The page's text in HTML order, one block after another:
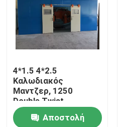
Προϊόντα
Βίντεο
Σχετικά με εμάς
Επισκεψή εργοστασίου
4*1.5 4*2.5
Καλωδιακός
Μαντζερ, 1250
Double Twist
Μαντζερ με NSK Bear
Αποστολή